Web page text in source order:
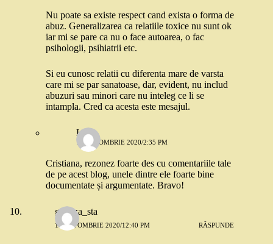
Nu poate sa existe respect cand exista o forma de
abuz. Generalizarea ca relatiile toxice nu sunt ok
iar mi se pare ca nu o face autoarea, o fac
psihologii, psihiatrii etc.
Si eu cunosc relatii cu diferenta mare de varsta
care mi se par sanatoase, dar, evident, nu includ
abuzuri sau minori care nu inteleg ce li se
intampla. Cred ca acesta este mesajul.
Lena
13 OCTOMBRIE 2020/2:35 PM
Cristiana, rezonez foarte des cu comentariile tale
de pe acest blog, unele dintre ele foarte bine
documentate și argumentate. Bravo!
gabitza_sta
13 OCTOMBRIE 2020/12:40 PM RĂSPUNDE